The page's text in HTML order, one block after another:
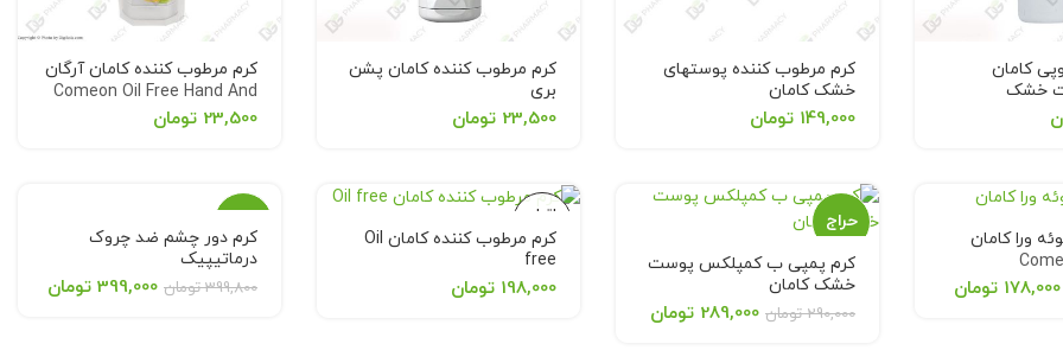
کامان
خشک
Cream For Dry
کرم مرطوب کننده پوستهای
خشک کامان
Come'On Moisturizinig
Cream For Dry Skins 240 ml
149,000 تومان
کرم مرطوب کننده کامان پشن
بری
Comeon Moisturizing
Cream For Normal Skin
23,500 تومان
کرم مرطوب کننده کامان آرگان
Comeon Oil Free Hand And
Face Cream For Sensitive
23,500 تومان
ورا کامان
178,000 تومان
حراج
اتمام
کرم پمپی ب کمپلکس پوست
خشک کامان
Comeon B Complex Cream
290,000 تومان 289,000 تومان
اتمام
موجودی
کرم مرطوب کننده کامان Oil
free
198,000 تومان
اتمام
موجودی
کرم دور چشم ضد چروک
درماتیپیک
Dermatypique Eye Contour
399,800 تومان 399,000 تومان